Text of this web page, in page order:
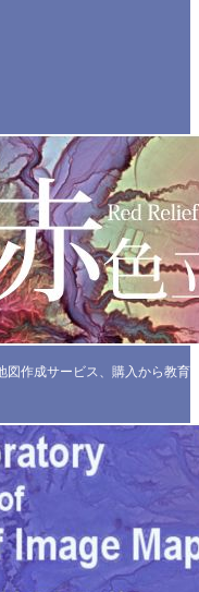
図作成サービス、購入から教育